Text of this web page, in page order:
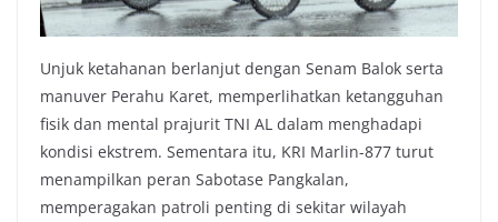
Unjuk ketahanan berlanjut dengan Senam Balok serta
manuver Perahu Karet, memperlihatkan ketangguhan
fisik dan mental prajurit TNI AL dalam menghadapi
kondisi ekstrem. Sementara itu, KRI Marlin-877 turut
menampilkan peran Sabotase Pangkalan,
memperagakan patroli penting di sekitar wilayah